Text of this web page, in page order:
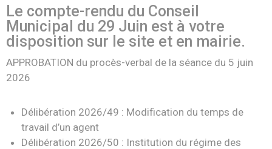
Le compte-rendu du Conseil
Municipal du 29 Juin est à votre
disposition sur le site et en mairie.
APPROBATION du procès-verbal de la séance du 5 juin
2026
Délibération 2026/49 : Modification du temps de
travail d’un agent
Délibération 2026/50 : Institution du régime des